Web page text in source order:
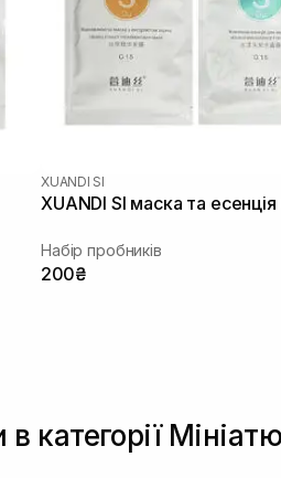
XUANDI SI
XUANDI SI маска та
Набір пробників
200₴
категорії